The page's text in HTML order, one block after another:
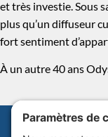
et très investie. Sous
plus qu’un diffuseur
fort sentiment
À un autre 40 ans